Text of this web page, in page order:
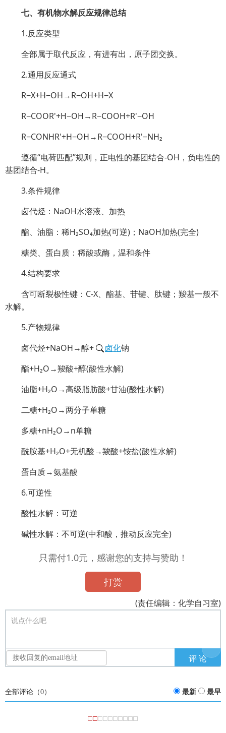
七、有机物水解反应规律总结
1.反应类型
全部属于取代反应，有进有出，原子团交换。
2.通用反应通式
R−X+H−OH→R−OH+H−X
R−COOR'+H−OH→R−COOH+R'−OH
R−CONHR'+H−OH→R−COOH+R'−NH₂
遵循“电荷匹配”规则，正电性的基团结合-OH，负电性的
基团结合-H。
3.条件规律
卤代烃：NaOH水溶液、加热
酯、油脂：稀H₂SO₄加热(可逆)；NaOH加热(完全)
糖类、蛋白质：稀酸或酶，温和条件
4.结构要求
含可断裂极性键：C-X、酯基、苷键、肽键；羧基一般不
水解。
5.产物规律
卤代烃+NaOH→醇+
卤化钠
酯+H₂O→羧酸+醇(酸性水解)
油脂+H₂O→高级脂肪酸+甘油(酸性水解)
二糖+H₂O→两分子单糖
多糖+nH₂O→n单糖
酰胺基+H₂O+无机酸→羧酸+铵盐(酸性水解)
蛋白质→氨基酸
6.可逆性
酸性水解：可逆
碱性水解：不可逆(中和酸，推动反应完全)
只需付1.0元，感谢您的支持与赞助！
打赏
(责任编辑：化学自习室)
说点什么吧
全部评论（0） 最新 最早